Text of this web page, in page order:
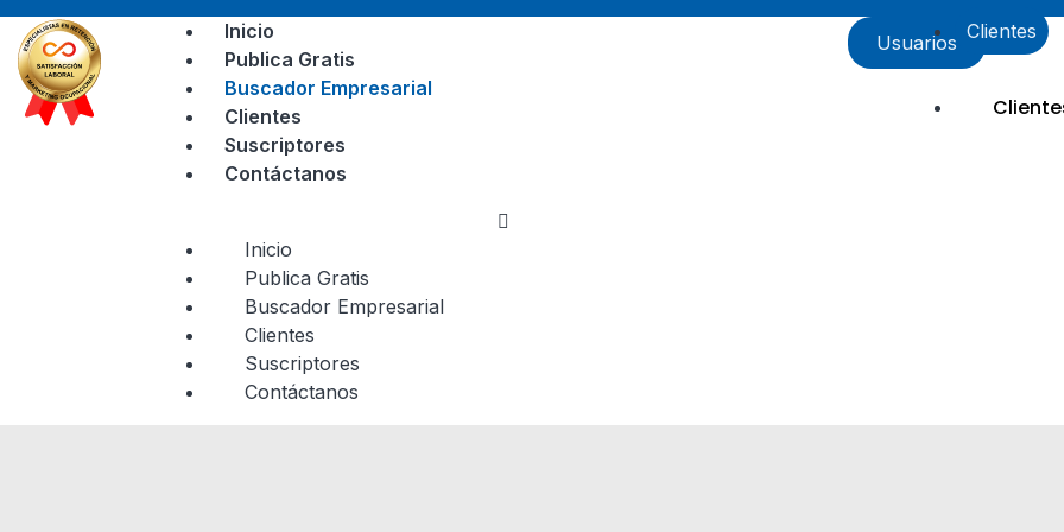
Inicio
Publica Gratis
Buscador Empresarial
Clientes
Suscriptores
Contáctanos
Inicio
Publica Gratis
Buscador Empresarial
Clientes
Suscriptores
Contáctanos
Usuarios Clientes